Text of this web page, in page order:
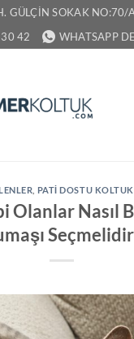
GÜLÇIN SOKAK NO:70/
42
WHATSAPP
PATI DOSTU
Olanlar Nasıl